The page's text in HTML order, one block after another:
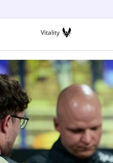
Vitality